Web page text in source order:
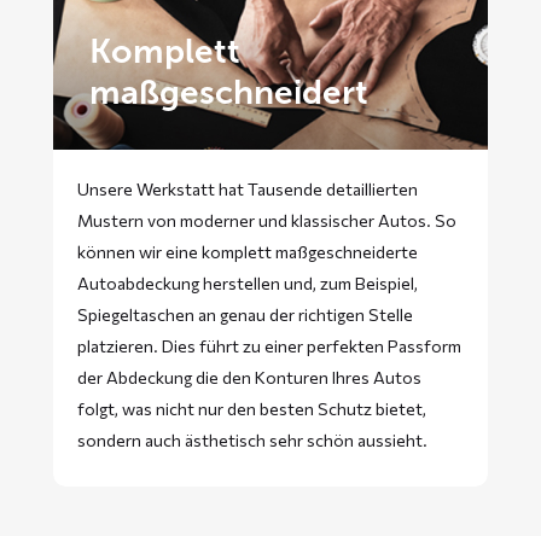
Komplett
maßgeschneidert
Unsere Werkstatt hat Tausende detaillierten
Mustern von moderner und klassischer Autos. So
können wir eine komplett maßgeschneiderte
Autoabdeckung herstellen und, zum Beispiel,
Spiegeltaschen an genau der richtigen Stelle
platzieren. Dies führt zu einer perfekten Passform
der Abdeckung die den Konturen Ihres Autos
folgt, was nicht nur den besten Schutz bietet,
sondern auch ästhetisch sehr schön aussieht.